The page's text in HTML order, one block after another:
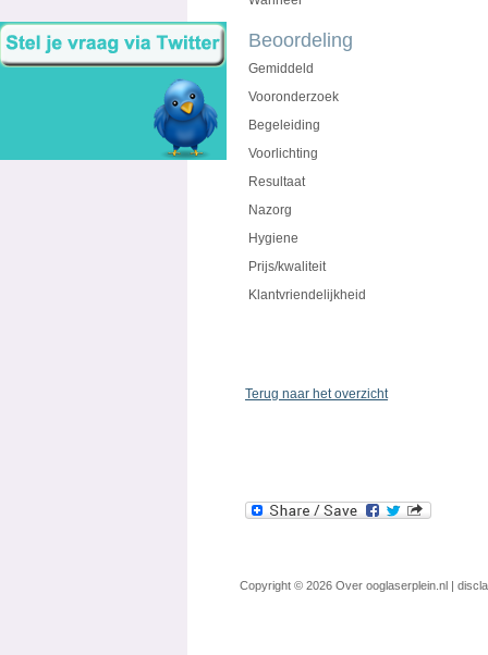
Beoordeling
Gemiddeld
Vooronderzoek
Begeleiding
Voorlichting
Resultaat
Nazorg
Hygiene
Prijs/kwaliteit
Klantvriendelijkheid
Terug naar het overzicht
Copyright © 2026 Over ooglaserplein.nl |